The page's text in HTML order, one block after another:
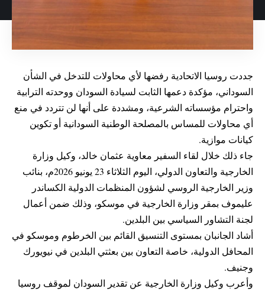
جددت روسيا الاتحادية رفضها لأي محاولات للتدخل في الشأن
السوداني، مؤكدة دعمها الثابت لسيادة السودان ووحدته الترابية
واحترام مؤسساته الشرعية، ومشددة على أنها لن تتردد في منع
أي محاولات للمساس بالمصلحة الوطنية السودانية أو تكوين
كيانات موازية.
جاء ذلك خلال لقاء السفير معاوية عثمان خالد، وكيل وزارة
الخارجية والتعاون الدولي، اليوم الثلاثاء 23 يونيو 2026م، بنائب
وزير الخارجية الروسي لشؤون المنظمات الدولية الكساندر
عليموف بمقر وزارة الخارجية في موسكو، وذلك ضمن أعمال
لجنة التشاور السياسي بين البلدين.
أشاد الجانبان بمستوى التنسيق القائم بين الخرطوم وموسكو في
المحافل الدولية، خاصة التعاون بين بعثتي البلدين في نيويورك
وجنيف.
وأعرب وكيل وزارة الخارجية عن تقدير السودان لموقف روسيا